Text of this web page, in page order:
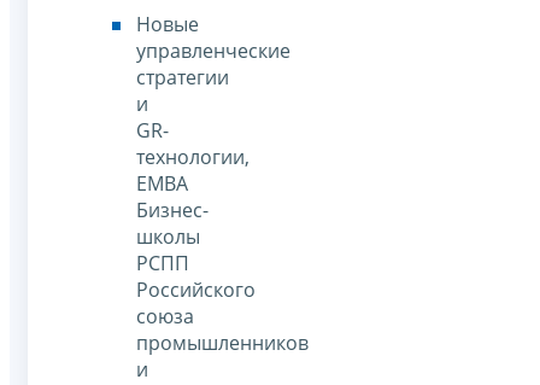
Новые
управленческие
стратегии
и
GR-
технологии,
EMBA
Бизнес-
школы
РСПП
Российского
союза
промышленников
и